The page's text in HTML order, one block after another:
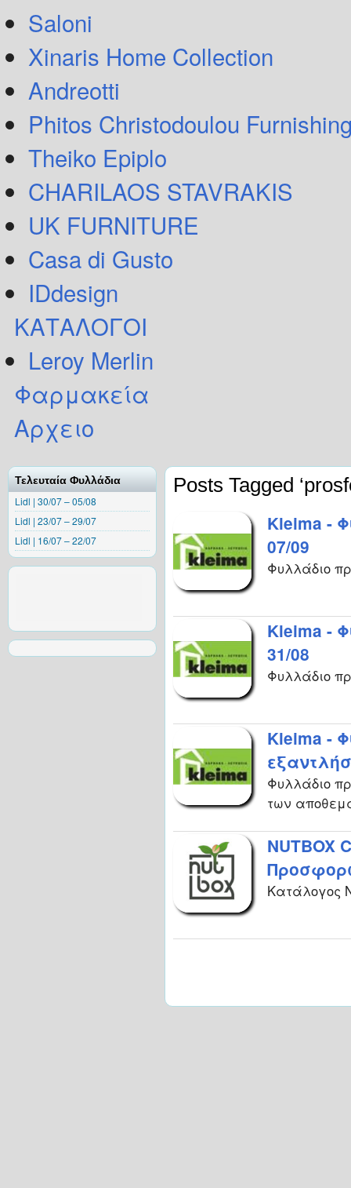
Saloni
Xinaris Home Collection
Andreotti
Phitos Christodoulou
Theiko Epiplo
CHARILAOS STAVRAKIS
UK FURNITURE
Casa di Gusto
IDdesign
ΚΑΤΑΛΟΓΟΙ
Leroy Merlin
Φαρμακεία
Αρχειο
Τελευταία Φυλλάδια
Lidl | 30/07 – 05/08
Lidl | 23/07 – 29/07
Lidl | 16/07 – 22/07
Posts Tagged
Kleima -
07/09
Φυλλάδιο
Kleima -
31/08
Φυλλάδιο
Kleima -
Φυλλάδιο
των
NUTBOX
Κατάλογος